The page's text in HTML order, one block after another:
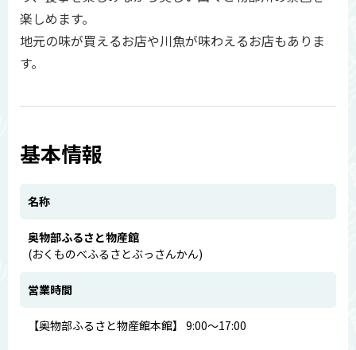
楽しめます。
地元の味が買えるお店や川魚が味わえるお店もありま
す。
基本情報
名称
奥物部ふるさと物産館
(おくものべふるさとぶっさんかん)
営業時間
【奥物部ふるさと物産館本館】 9:00～17:00